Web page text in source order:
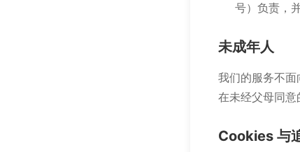
号）负责，
未成年人
我们的服务不
在未经父母同意
Cookies 与